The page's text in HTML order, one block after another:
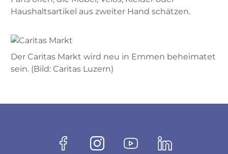
Haushaltsartikel aus zweiter Hand schätzen.
Der Caritas Markt wird neu in Emmen beheimatet
sein. (Bild: Caritas Luzern)
Socials
FacebookInstagramYoutubeLinkedin